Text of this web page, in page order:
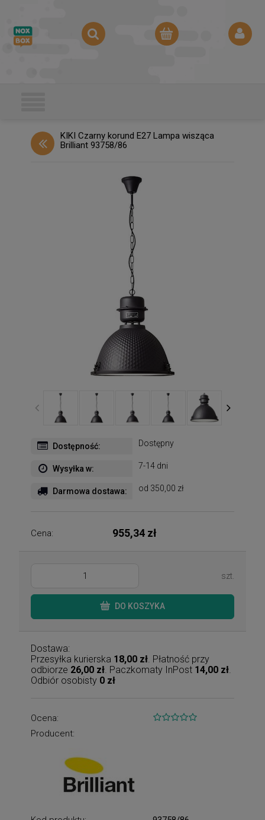
KIKI Czarny korund E27 Lampa wisząca
Brilliant 93758/86
Dostępność: Dostępny
Wysyłka w: 7-14 dni
Darmowa dostawa: od 350,00 zł
Cena: 955,34 zł
szt.
DO KOSZYKA
Dostawa:
Przesyłka kurierska 18,00 zł . Płatność przy
odbiorze 26,00 zł . Paczkomaty InPost 14,00 zł
Odbiór osobisty 0 zł
Ocena:
Producent: